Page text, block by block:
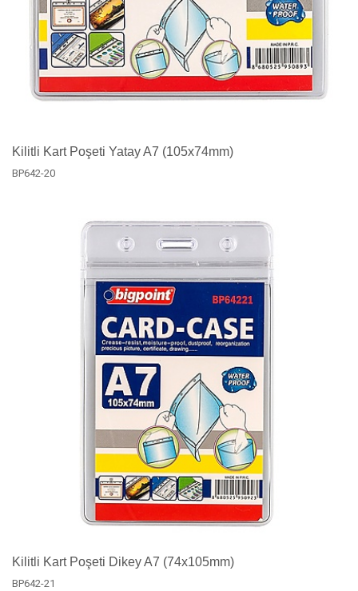
Kilitli Kart Poşeti Yatay A7 (105x74mm)
BP642-20
Kilitli Kart Poşeti Dikey A7 (74x105mm)
BP642-21